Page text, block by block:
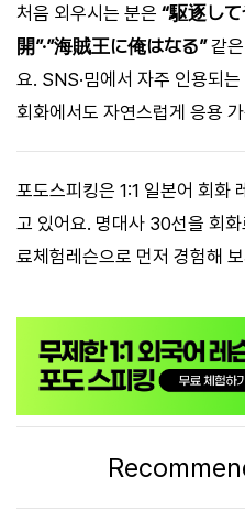
처음 외우시는 분은 “駆逐して
開”·”海賊王に俺はなる”같은
요. SNS·밈에서 자주 인용되
회화에서도 자연스럽게 응용
포도스피킹은 1:1 일본어 회화
고 있어요. 명대사 30선을 회
료체험레슨으로 먼저 경험해